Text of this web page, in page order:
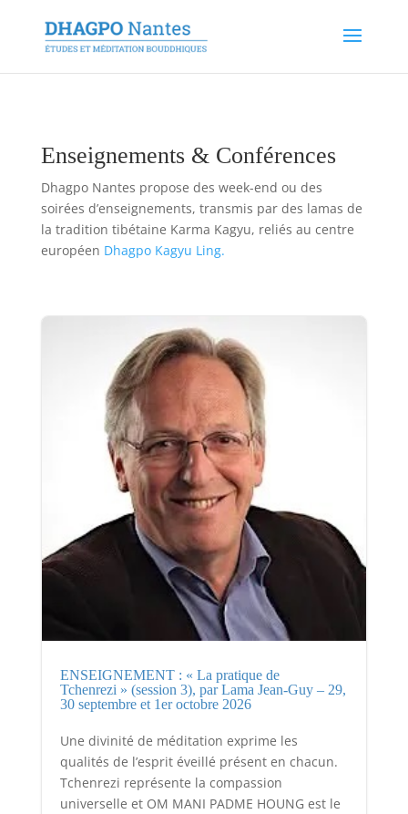
Enseignements & Conférences
Dhagpo Nantes propose des week-end ou des
soirées d’enseignements, transmis par des lamas de
la tradition tibétaine Karma Kagyu, reliés au centre
européen Dhagpo Kagyu Ling.
ENSEIGNEMENT : « La pratique de
Tchenrezi » (session 3), par Lama Jean-Guy – 29,
30 septembre et 1er octobre 2026
Une divinité de méditation exprime les
qualités de l’esprit éveillé présent en chacun.
Tchenrezi représente la compassion
universelle et OM MANI PADME HOUNG est le